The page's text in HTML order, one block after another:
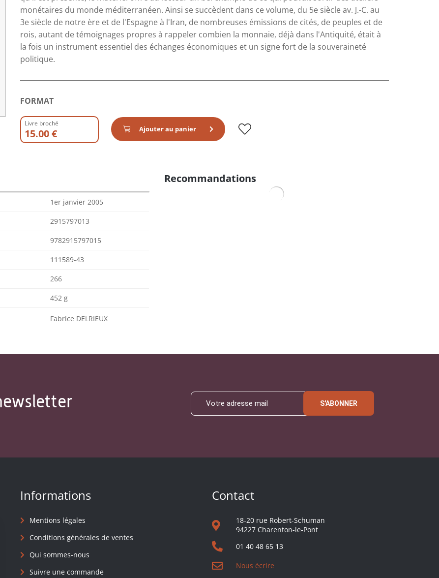
monétaires du monde méditerranéen. Ainsi se succèdent dans ce volume, du 5e siècle av. J.-C. au
3e siècle de notre ère et de l'Espagne à l'Iran, de nombreuses émissions de cités, de peuples et de
rois, autant de témoignages propres à rappeler combien la monnaie, déjà dans l'Antiquité, était à
la fois un instrument essentiel des échanges économiques et un signe fort de la souveraineté
politique.
FORMAT
Livre broché
15.00 € Ajouter au panier
1er janvier 2005
2915797013
9782915797015
111589-43
266
452 g
Fabrice DELRIEUX
Recommandations
S'ABONNER
Informations
Mentions légales
Conditions générales de ventes
Qui sommes-nous
Suivre une commande
Contact
18-20 rue Robert-Schuman
94227 Charenton-le-Pont
01 40 48 65 13
Nous écrire